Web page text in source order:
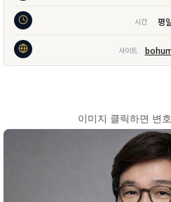
시간 평
사이트
이미지 클릭하면 변